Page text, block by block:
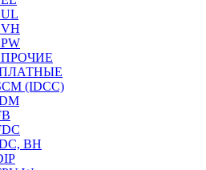
UL
VH
ПРОЧИЕ
(IDCC)
BH